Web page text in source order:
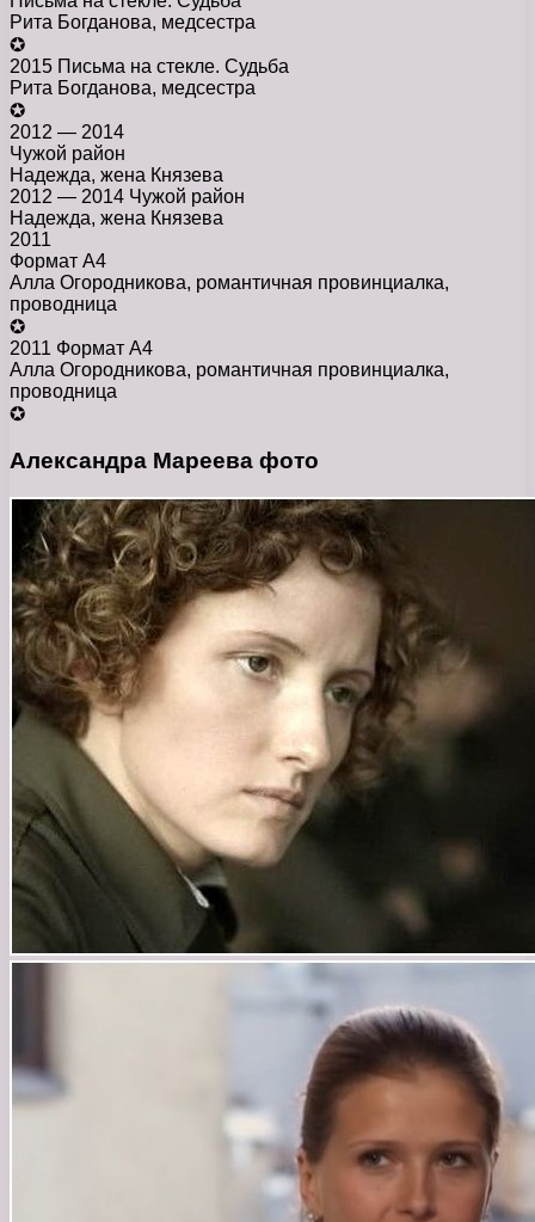
Рита Богданова, медсестра
✪
2015 Письма на стекле. Судьба
Рита Богданова, медсестра
✪
2012 — 2014
Чужой район
Надежда, жена Князева
2012 — 2014 Чужой район
Надежда, жена Князева
2011
Формат А4
Алла Огородникова, романтичная провинциалка,
проводница
✪
2011 Формат А4
Алла Огородникова, романтичная провинциалка,
проводница
✪
Александра Мареева фото